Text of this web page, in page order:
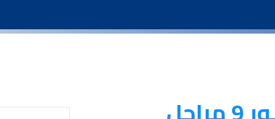
طلب صيانة